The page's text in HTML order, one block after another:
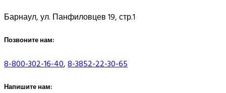
Барнаул, ул. Панфиловцев 19, стр.1
Позвоните нам:
8-800-302-16-40,8-3852-22-30-65
Напишите нам: